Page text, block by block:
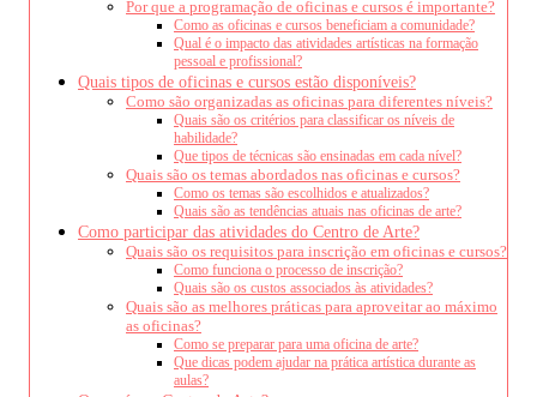
Por que a programação de oficinas e cursos é importante?
Como as oficinas e cursos beneficiam a comunidade?
Qual é o impacto das atividades artísticas na formação
pessoal e profissional?
Quais tipos de oficinas e cursos estão disponíveis?
Como são organizadas as oficinas para diferentes níveis?
Quais são os critérios para classificar os níveis de
habilidade?
Que tipos de técnicas são ensinadas em cada nível?
Quais são os temas abordados nas oficinas e cursos?
Como os temas são escolhidos e atualizados?
Quais são as tendências atuais nas oficinas de arte?
Como participar das atividades do Centro de Arte?
Quais são os requisitos para inscrição em oficinas e cursos?
Como funciona o processo de inscrição?
Quais são os custos associados às atividades?
Quais são as melhores práticas para aproveitar ao máximo
as oficinas?
Como se preparar para uma oficina de arte?
Que dicas podem ajudar na prática artística durante as
aulas?